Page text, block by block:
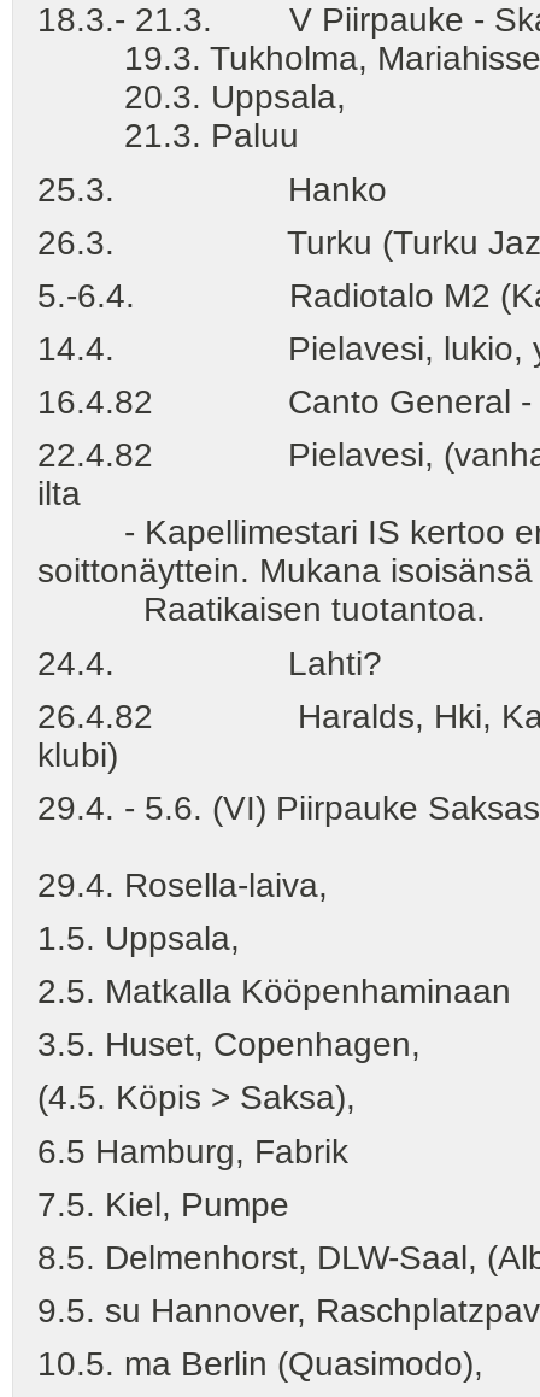
18.3.- 21.3. V Piirpauke -
19.3. Tukholma,
20.3. Uppsala,
21.3. Paluu
25.3. Hanko
26.3. Turku (Turku Jazz -
5.-6.4. Radiotalo M2
14.4. Pielavesi, lukio,
16.4.82 Canto General -
22.4.82 Pielavesi,
ilta
- Kapellimestari IS kertoo eri
soittonäyttein. Mukana
Raatikaisen tuotantoa.
24.4. Lahti?
26.4.82 Haralds, Hki,
klubi)
29.4. - 5.6. (VI) Piirpauke
29.4. Rosella-laiva,
1.5. Uppsala,
2.5. Matkalla Kööpenhaminaan
3.5. Huset, Copenhagen,
(4.5. Köpis > Saksa),
6.5 Hamburg, Fabrik
7.5. Kiel, Pumpe
8.5. Delmenhorst, DLW-Saal,
9.5. su Hannover,
10.5. ma Berlin (Quasimodo),